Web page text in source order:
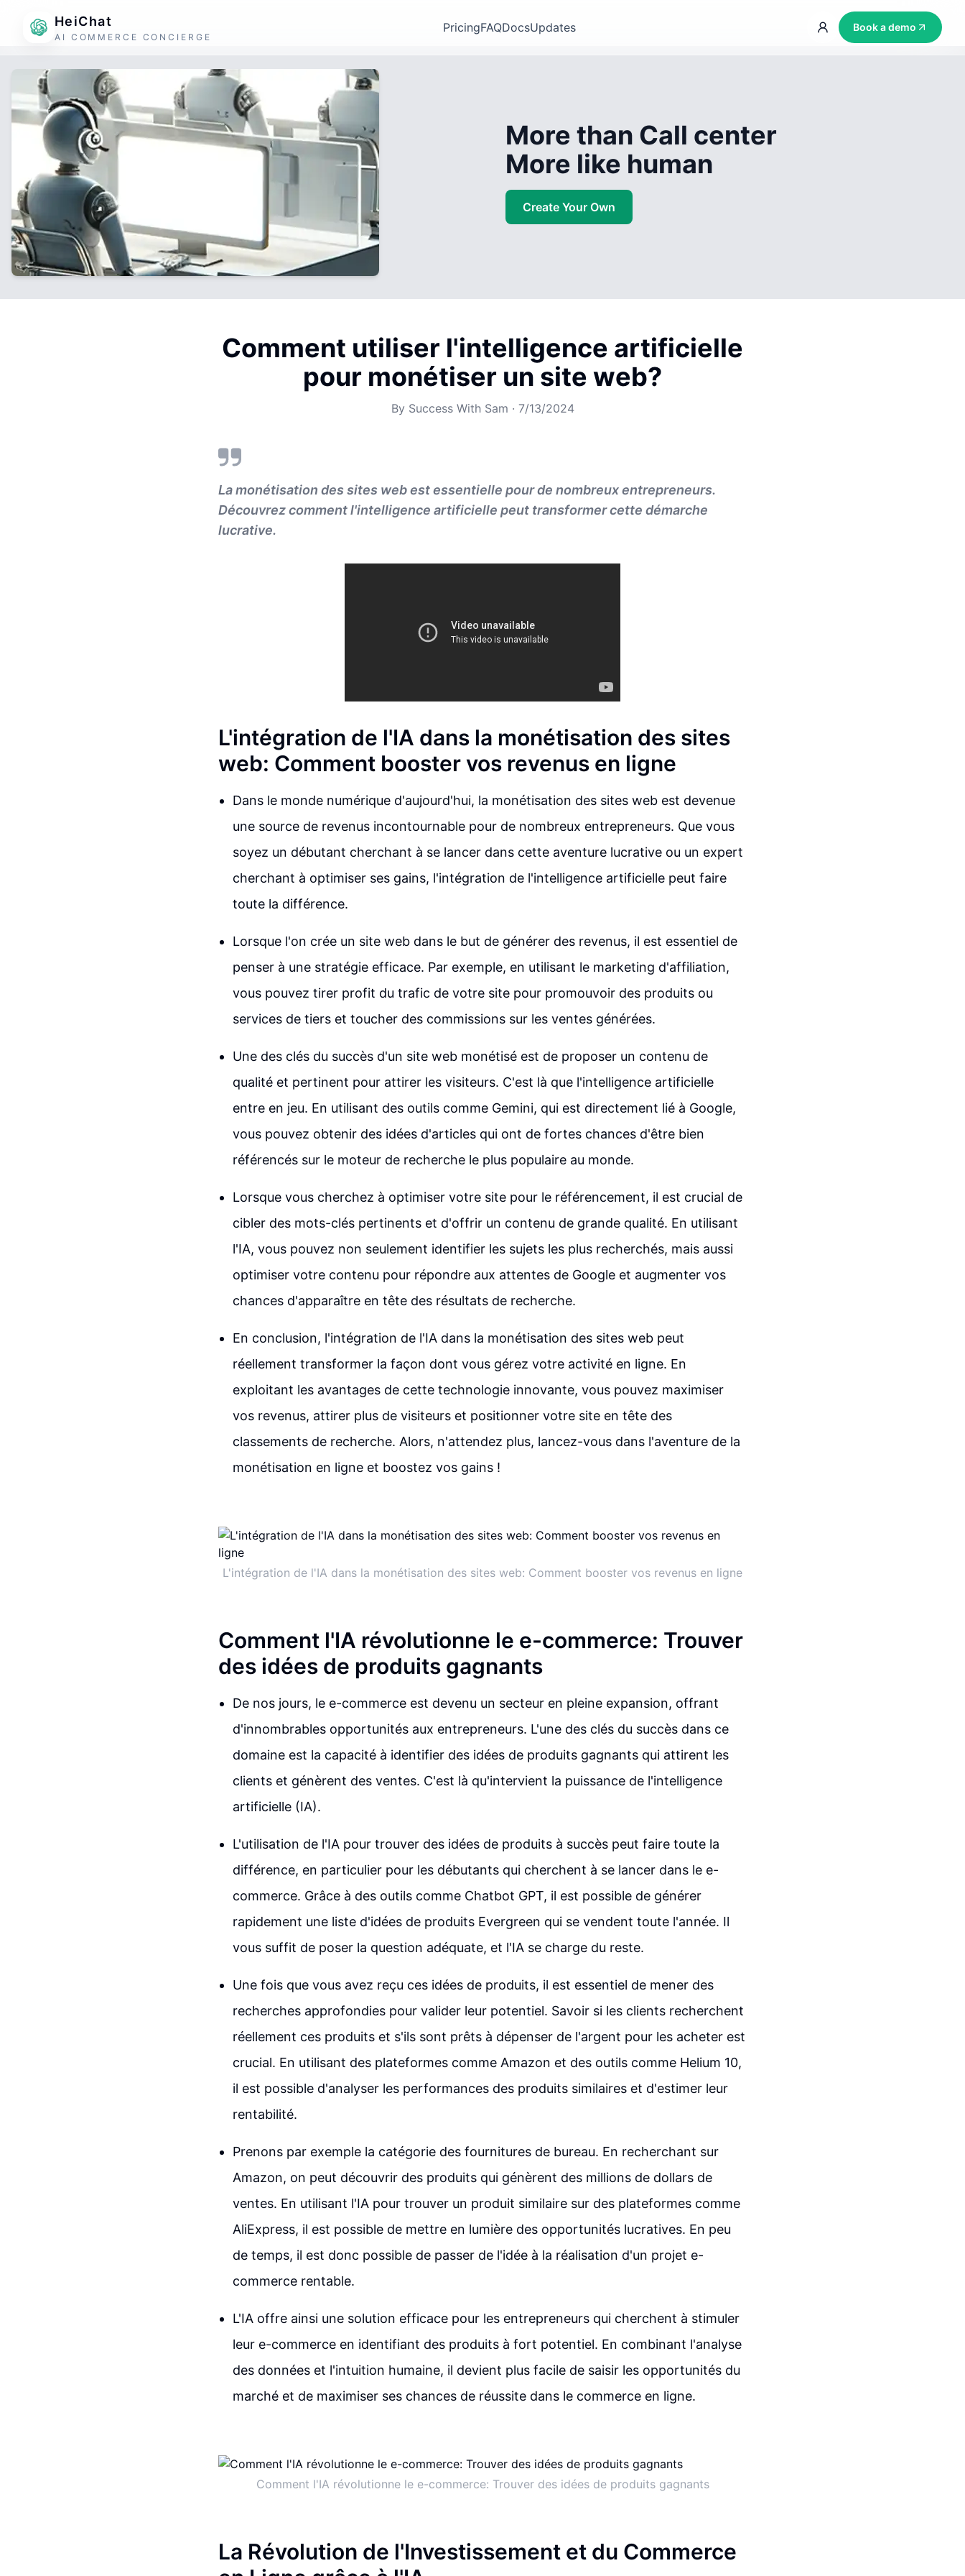
HeiChat
AI COMMERCE CONCIERGE
PricingFAQDocsUpdates Book a demo
More than Call center
More like human
Create Your Own
Comment utiliser l'intelligence artificielle
pour monétiser un site web?
By Success With Sam · 7/13/2024
La monétisation des sites web est essentielle pour de nombreux entrepreneurs.
Découvrez comment l'intelligence artificielle peut transformer cette démarche
lucrative.
L'intégration de l'IA dans la monétisation des sites
web: Comment booster vos revenus en ligne
Dans le monde numérique d'aujourd'hui, la monétisation des sites web est devenue
une source de revenus incontournable pour de nombreux entrepreneurs. Que vous
soyez un débutant cherchant à se lancer dans cette aventure lucrative ou un expert
cherchant à optimiser ses gains, l'intégration de l'intelligence artificielle peut faire
toute la différence.
Lorsque l'on crée un site web dans le but de générer des revenus, il est essentiel de
penser à une stratégie efficace. Par exemple, en utilisant le marketing d'affiliation,
vous pouvez tirer profit du trafic de votre site pour promouvoir des produits ou
services de tiers et toucher des commissions sur les ventes générées.
Une des clés du succès d'un site web monétisé est de proposer un contenu de
qualité et pertinent pour attirer les visiteurs. C'est là que l'intelligence artificielle
entre en jeu. En utilisant des outils comme Gemini, qui est directement lié à Google,
vous pouvez obtenir des idées d'articles qui ont de fortes chances d'être bien
référencés sur le moteur de recherche le plus populaire au monde.
Lorsque vous cherchez à optimiser votre site pour le référencement, il est crucial de
cibler des mots-clés pertinents et d'offrir un contenu de grande qualité. En utilisant
l'IA, vous pouvez non seulement identifier les sujets les plus recherchés, mais aussi
optimiser votre contenu pour répondre aux attentes de Google et augmenter vos
chances d'apparaître en tête des résultats de recherche.
En conclusion, l'intégration de l'IA dans la monétisation des sites web peut
réellement transformer la façon dont vous gérez votre activité en ligne. En
exploitant les avantages de cette technologie innovante, vous pouvez maximiser
vos revenus, attirer plus de visiteurs et positionner votre site en tête des
classements de recherche. Alors, n'attendez plus, lancez-vous dans l'aventure de la
monétisation en ligne et boostez vos gains !
L'intégration de l'IA dans la monétisation des sites web: Comment booster vos revenus en ligne
Comment l'IA révolutionne le e-commerce: Trouver
des idées de produits gagnants
De nos jours, le e-commerce est devenu un secteur en pleine expansion, offrant
d'innombrables opportunités aux entrepreneurs. L'une des clés du succès dans ce
domaine est la capacité à identifier des idées de produits gagnants qui attirent les
clients et génèrent des ventes. C'est là qu'intervient la puissance de l'intelligence
artificielle (IA).
L'utilisation de l'IA pour trouver des idées de produits à succès peut faire toute la
différence, en particulier pour les débutants qui cherchent à se lancer dans le e-
commerce. Grâce à des outils comme Chatbot GPT, il est possible de générer
rapidement une liste d'idées de produits Evergreen qui se vendent toute l'année. Il
vous suffit de poser la question adéquate, et l'IA se charge du reste.
Une fois que vous avez reçu ces idées de produits, il est essentiel de mener des
recherches approfondies pour valider leur potentiel. Savoir si les clients recherchent
réellement ces produits et s'ils sont prêts à dépenser de l'argent pour les acheter est
crucial. En utilisant des plateformes comme Amazon et des outils comme Helium 10,
il est possible d'analyser les performances des produits similaires et d'estimer leur
rentabilité.
Prenons par exemple la catégorie des fournitures de bureau. En recherchant sur
Amazon, on peut découvrir des produits qui génèrent des millions de dollars de
ventes. En utilisant l'IA pour trouver un produit similaire sur des plateformes comme
AliExpress, il est possible de mettre en lumière des opportunités lucratives. En peu
de temps, il est donc possible de passer de l'idée à la réalisation d'un projet e-
commerce rentable.
L'IA offre ainsi une solution efficace pour les entrepreneurs qui cherchent à stimuler
leur e-commerce en identifiant des produits à fort potentiel. En combinant l'analyse
des données et l'intuition humaine, il devient plus facile de saisir les opportunités du
marché et de maximiser ses chances de réussite dans le commerce en ligne.
Comment l'IA révolutionne le e-commerce: Trouver des idées de produits gagnants
La Révolution de l'Investissement et du Commerce